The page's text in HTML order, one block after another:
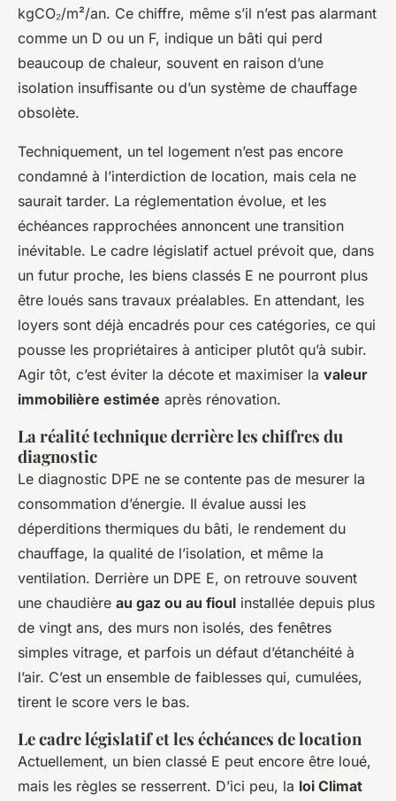
kgCO₂/m²/an. Ce chiffre, même s’il n’est pas alarmant
comme un D ou un F, indique un bâti qui perd
beaucoup de chaleur, souvent en raison d’une
isolation insuffisante ou d’un système de chauffage
obsolète.
Techniquement, un tel logement n’est pas encore
condamné à l’interdiction de location, mais cela ne
saurait tarder. La réglementation évolue, et les
échéances rapprochées annoncent une transition
inévitable. Le cadre législatif actuel prévoit que, dans
un futur proche, les biens classés E ne pourront plus
être loués sans travaux préalables. En attendant, les
loyers sont déjà encadrés pour ces catégories, ce qui
pousse les propriétaires à anticiper plutôt qu’à subir.
Agir tôt, c’est éviter la décote et maximiser la valeur
immobilière estimée après rénovation.
La réalité technique derrière les chiffres du
diagnostic
Le diagnostic DPE ne se contente pas de mesurer la
consommation d’énergie. Il évalue aussi les
déperditions thermiques du bâti, le rendement du
chauffage, la qualité de l’isolation, et même la
ventilation. Derrière un DPE E, on retrouve souvent
une chaudière au gaz ou au fioul installée depuis plus
de vingt ans, des murs non isolés, des fenêtres
simples vitrage, et parfois un défaut d’étanchéité à
l’air. C’est un ensemble de faiblesses qui, cumulées,
tirent le score vers le bas.
Le cadre législatif et les échéances de location
Actuellement, un bien classé E peut encore être loué,
mais les règles se resserrent. D’ici peu, la loi Climat